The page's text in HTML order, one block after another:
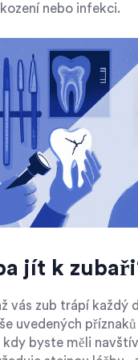
nebo infekci.
jít k
vás zub trápí každý
uvedených příznaků
kdy byste měli